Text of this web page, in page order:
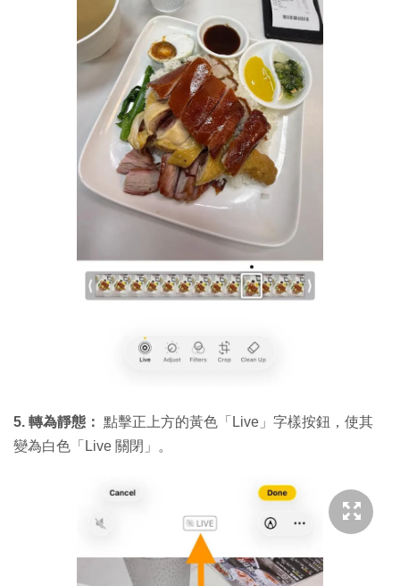
5. 轉為靜態： 點擊正上方的黃色「Live」字樣按鈕，使其
變為白色「Live 關閉」。